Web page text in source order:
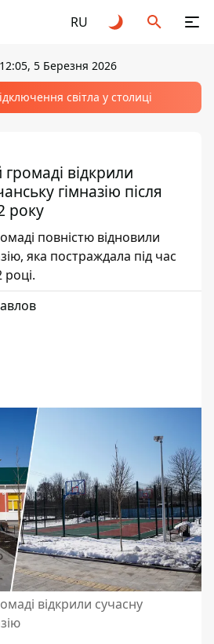
RU
12:05, 5 Березня 2026
світла у столиці
відкрили
гімназію після
року
повністю відновили
яка постраждала під час
році.
відкрили сучасну